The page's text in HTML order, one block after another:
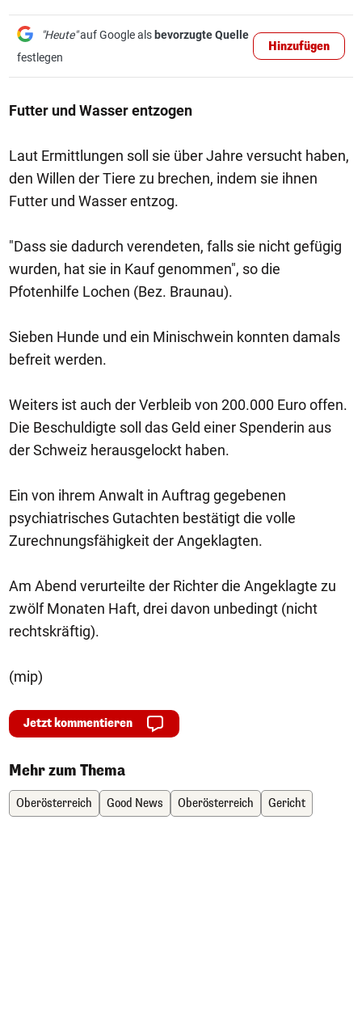
"Heute"auf Google als bevorzugte Quelle
festlegen
Hinzufügen
Futter und Wasser entzogen
Laut Ermittlungen soll sie über Jahre versucht haben,
den Willen der Tiere zu brechen, indem sie ihnen
Futter und Wasser entzog.
"Dass sie dadurch verendeten, falls sie nicht gefügig
wurden, hat sie in Kauf genommen", so die
Pfotenhilfe Lochen (Bez. Braunau).
Sieben Hunde und ein Minischwein konnten damals
befreit werden.
Weiters ist auch der Verbleib von 200.000 Euro offen.
Die Beschuldigte soll das Geld einer Spenderin aus
der Schweiz herausgelockt haben.
Ein von ihrem Anwalt in Auftrag gegebenen
psychiatrisches Gutachten bestätigt die volle
Zurechnungsfähigkeit der Angeklagten.
Am Abend verurteilte der Richter die Angeklagte zu
zwölf Monaten Haft, drei davon unbedingt (nicht
rechtskräftig).
(mip)
Jetzt kommentieren
Mehr zum Thema
Oberösterreich Good News Oberösterreich Gericht